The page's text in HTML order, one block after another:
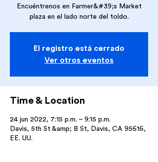
Encuéntrenos en Farmer&#39;s Market
plaza en el lado norte del toldo.
El registro está cerrado
Ver otros eventos
Time & Location
24 jun 2022, 7:15 p.m. – 9:15 p.m.
Davis, 5th St &amp; B St, Davis, CA 95616,
EE. UU.